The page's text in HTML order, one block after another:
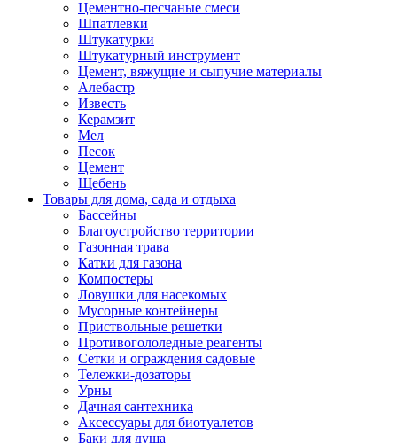
Цементно-песчаные смеси
Шпатлевки
Штукатурки
Штукатурный инструмент
Цемент, вяжущие и сыпучие материалы
Алебастр
Известь
Керамзит
Мел
Песок
Цемент
Щебень
Товары для дома, сада и отдыха
Бассейны
Благоустройство территории
Газонная трава
Катки для газона
Компостеры
Ловушки для насекомых
Мусорные контейнеры
Приствольные решетки
Противогололедные реагенты
Сетки и ограждения садовые
Тележки-дозаторы
Урны
Дачная сантехника
Аксессуары для биотуалетов
Баки для душа